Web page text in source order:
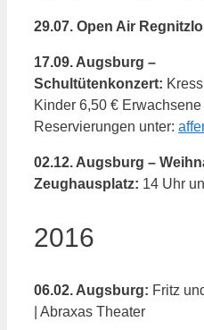
29.07. Open Air
17.09. Augsburg –
Schultütenkonzert:
Kinder 6,50 € Erwachsene
Reservierungen unter:
02.12. Augsburg –
Zeughausplatz: 14 Uhr
2016
06.02. Augsburg: Fritz
| Abraxas Theater